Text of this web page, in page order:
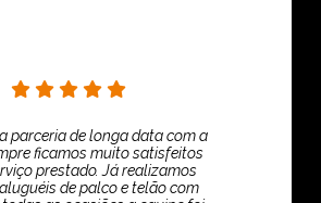
parceria de longa data com a
ficamos muito satisfeitos
prestado. Já realizamos
de palco e telão com